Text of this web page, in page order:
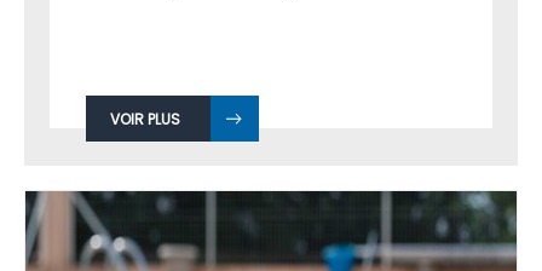
VOIR PLUS